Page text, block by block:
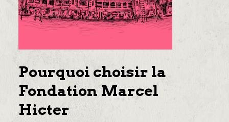
Pourquoi choisir la
Fondation Marcel
Hicter